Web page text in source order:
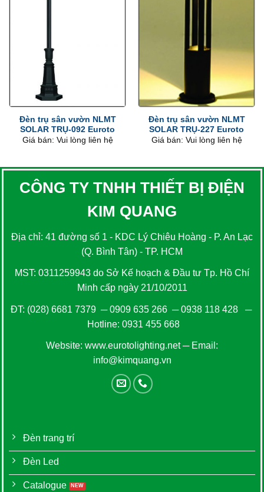
Đèn trụ sân vườn NLMT
SOLAR TRỤ-092 Euroto
Giá bán: Vui lòng liên hệ
Đèn trụ sân vườn NLMT
SOLAR TRỤ-227 Euroto
Giá bán: Vui lòng liên hệ
CÔNG TY TNHH THIẾT BỊ ĐIỆN
KIM QUANG
Địa chỉ: 41 đường số 1 - KDC Lý Chiêu Hoàng - P. An Lạc
(Q. Bình Tân) - TP. HCM
MST: 0311259943 do Sở Kế hoạch & Đầu tư Tp. Hồ Chí
Minh cấp ngày 21/10/2011
ĐT: (028) 6681 7379 ─0909 635 266─0938 118 428─
Hotline: 0931 455 668
Website: www.eurotolighting.net─ Email:
info@kimquang.vn
Đèn trang trí
Đèn Led
Catalogue